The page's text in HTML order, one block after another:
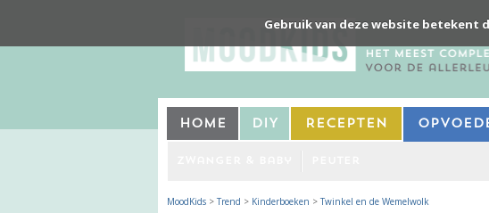
Gebruik van deze website betekent
Home DIY Recepten
MoodKids >Trend > Kinderboeken >Twinkel en de Wemelwolk